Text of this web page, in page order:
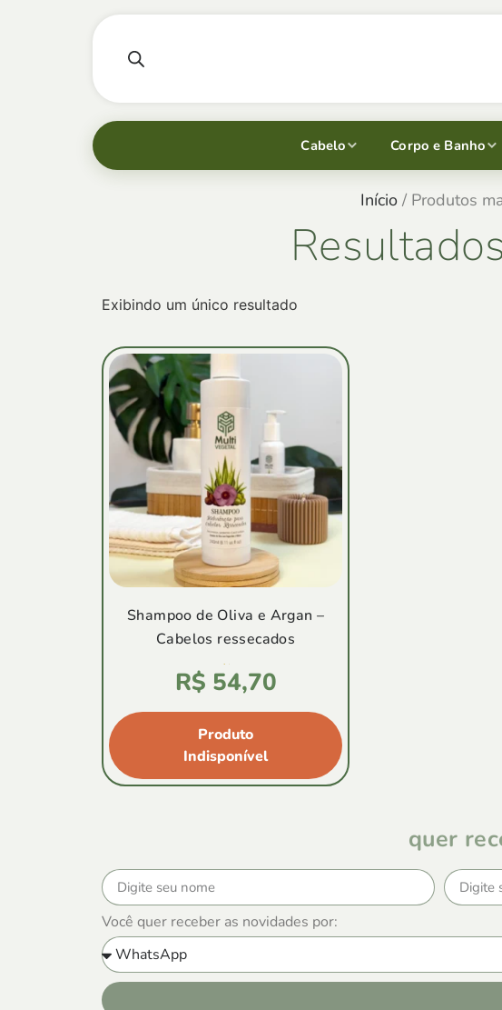
Cabelo Corpo e Banho
Início/ Produtos
Exibindo um único resultado
Shampoo de Oliva e Argan –
Cabelos ressecados
4.80
de
5
R$ 54,70
Produto
Indisponível
quer
Você quer receber as novidades por: